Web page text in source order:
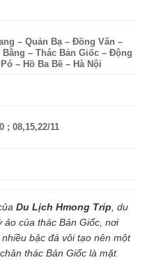
– Quản Bạ – Đồng Văn –
Bằng – Thác Bản Giốc – Động
– Hồ Ba Bề – Hà Nội
; 08,15,22/11
Du Lịch Hmong Trip, du
của thác Bản Giốc, nơi
bậc đá vôi tạo nên một
thác Bản Giốc là mặt